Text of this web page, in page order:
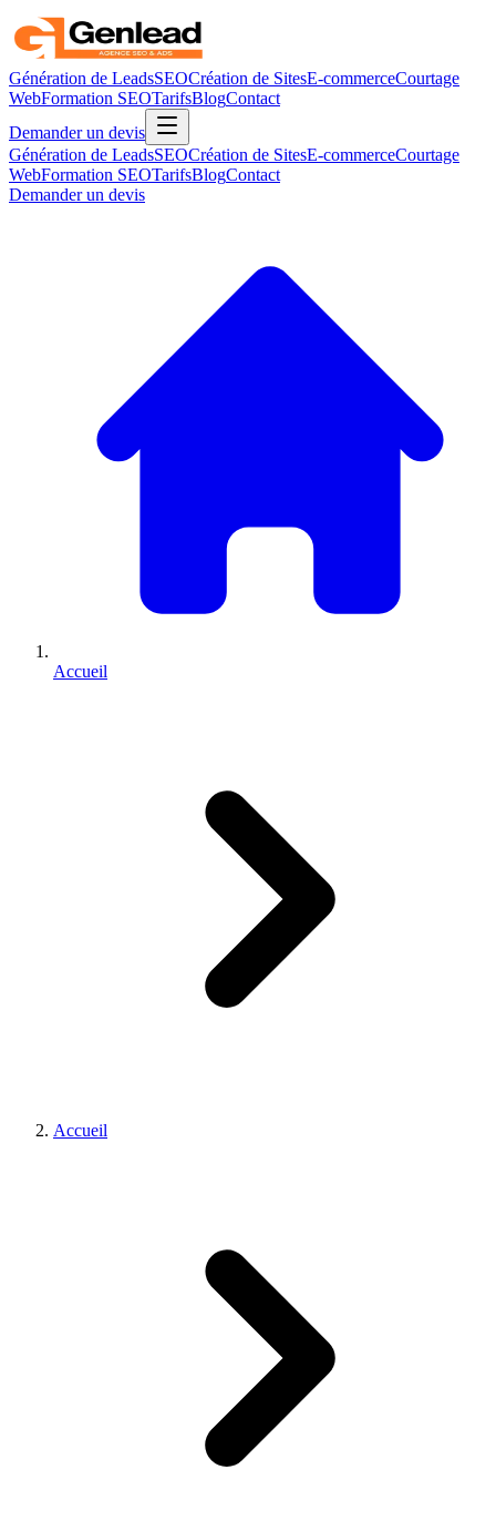
Génération de LeadsSEOCréation de SitesE-commerceCourtage
WebFormation SEOTarifsBlogContact
Demander un devis
Génération de LeadsSEOCréation de SitesE-commerceCourtage
WebFormation SEOTarifsBlogContact
Demander un devis
Accueil
Accueil